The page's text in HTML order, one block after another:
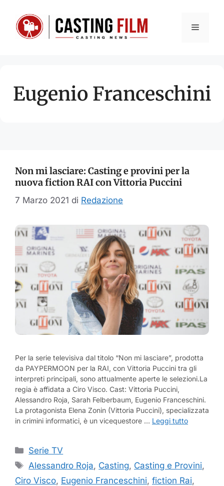
contenuto
Menu
Eugenio Franceschini
Non mi lasciare: Casting e provini per la
nuova fiction RAI con Vittoria Puccini
7 Marzo 2021 di Redazione
Per la serie televisiva dal titolo “Non mi lasciare”, prodotta
da PAYPERMOON per la RAI, con Vittoria Puccini tra gli
interpreti principali, sono attualmente aperte le selezioni.La
regia è affidata a Ciro Visco. Cast: Vittoria Puccini,
Alessandro Roja, Sarah Felberbaum, Eugenio Franceschini.
La protagonista Elena Zonin (Vittoria Puccini), specializzata
in crimini informatici, è un vicequestore … Leggi tutto
Categorie
Serie TV
Tag
Alessandro Roja, Casting, Casting e Provini,
Ciro Visco, Eugenio Franceschini, fiction Rai,